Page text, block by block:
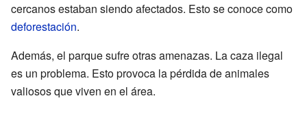
cercanos estaban siendo afectados. Esto se conoce como
deforestación.
Además, el parque sufre otras amenazas. La caza ilegal
es un problema. Esto provoca la pérdida de animales
valiosos que viven en el área.